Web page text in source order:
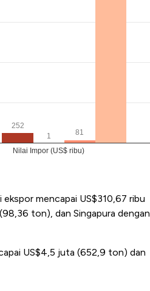
mencapai US$310,67 ribu
ton), dan Singapura dengan
US$4,5 juta (652,9 ton) dan